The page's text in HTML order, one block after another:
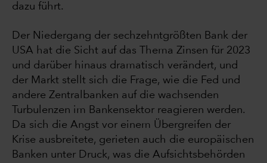
dazu führt.
Der Niedergang der sechzehntgrößten Bank der
USA hat die Sicht auf das Thema Zinsen für 2023
und darüber hinaus dramatisch verändert, und
der Markt stellt sich die Frage, wie die Fed und
andere Zentralbanken auf die wachsenden
Turbulenzen im Bankensektor reagieren werden.
Da sich die Angst vor einem Übergreifen der
Krise ausbreitete, gerieten auch die europäischen
Banken unter Druck, was die Aufsichtsbehörden